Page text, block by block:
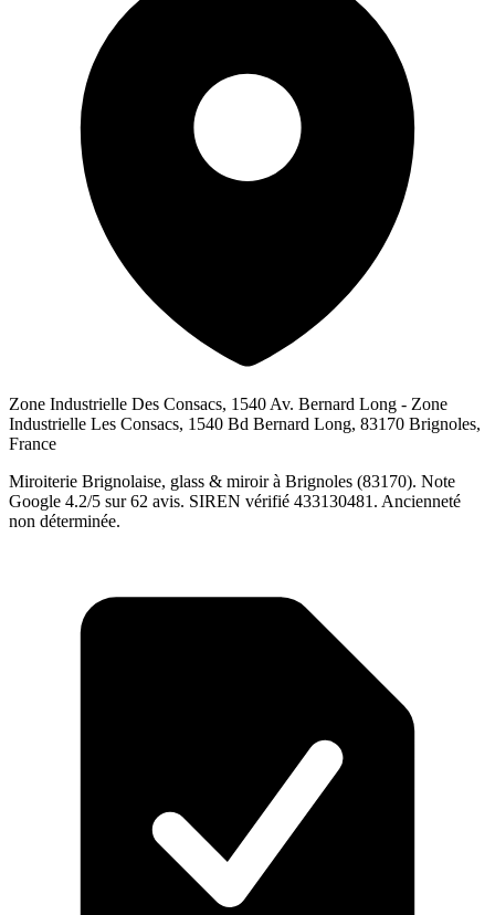
Zone Industrielle Des Consacs, 1540 Av. Bernard Long - Zone
Industrielle Les Consacs, 1540 Bd Bernard Long, 83170 Brignoles,
France
Miroiterie Brignolaise, glass & miroir à Brignoles (83170). Note
Google 4.2/5 sur 62 avis. SIREN vérifié 433130481. Ancienneté
non déterminée.